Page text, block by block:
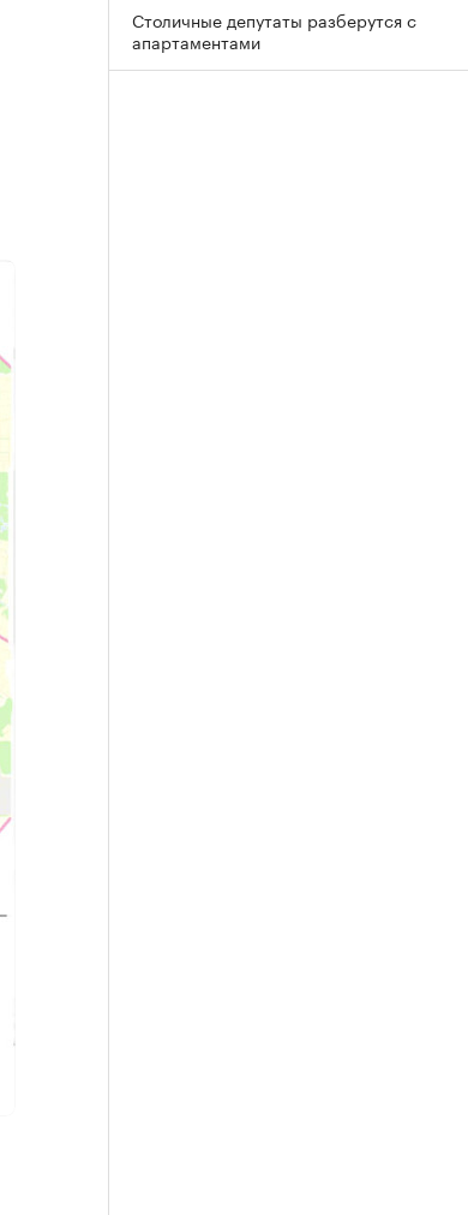
Столичные депутаты разберутся с
апартаментами